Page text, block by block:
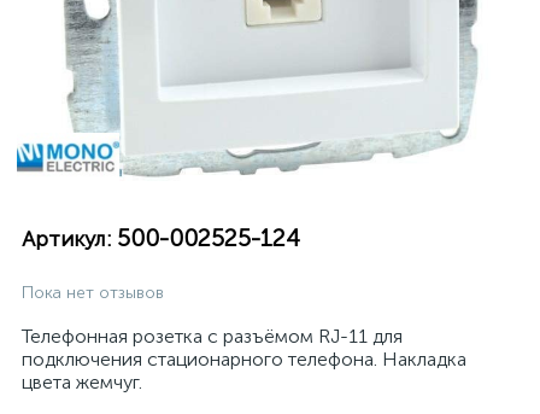
Артикул: 500-002525-124
Пока нет отзывов
Телефонная розетка с разъёмом RJ-11 для
подключения стационарного телефона. Накладка
цвета жемчуг.